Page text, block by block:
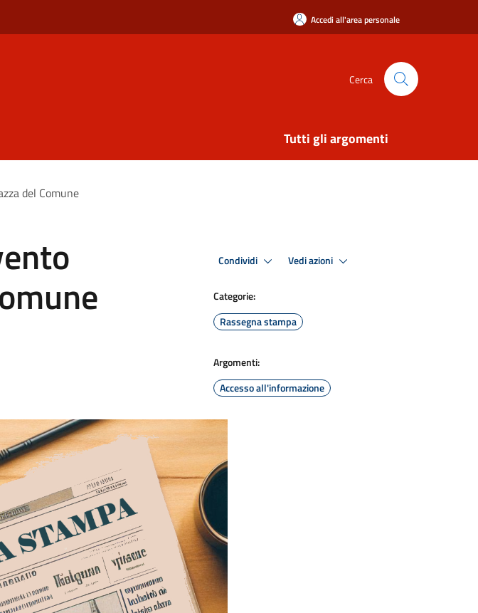
Accedi all'area personale
Cerca
Tutti gli argomenti
del Comune
Condividi Vedi azioni
Categorie:
Rassegna stampa
Argomenti:
Accesso all'informazione